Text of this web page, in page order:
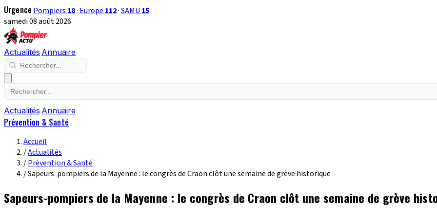
Urgence Pompiers 18· Europe 112·SAMU 15
samedi 08 août 2026
Actualités Annuaire
Actualités Annuaire
Prévention & Santé
Accueil
/Actualités
/Prévention & Santé
/Sapeurs-pompiers de la Mayenne : le congrès de Craon clôt une semaine de grève historique
Sapeurs-pompiers de la Mayenne : le congrès de Craon clôt une semaine de grève